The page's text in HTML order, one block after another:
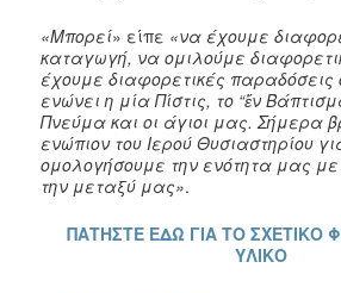
«Μπορεί» είπε «να έχουμε
καταγωγή, να ομιλούμε
έχουμε διαφορετικές
ενώνει η μία Πίστις, το “ἔν
Πνεύμα και οι άγιοι μας. Σήμερα
ενώπιον του Ιερού Θυσιαστηρίου
ομολογήσουμε την ενότητα μας με
την μεταξύ μας».
ΠΑΤΗΣΤΕ ΕΔΩ ΓΙΑ ΤΟ ΣΧΕΤΙΚΟ
ΥΛΙΚΟ